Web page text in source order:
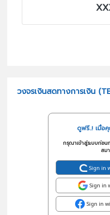
วงจรเงินสดทางการเงิน
ดูฟรี..! เมื่อ
กรุณาเข้าสู่ระบบก่อน
สม
Sign in
Sign in
Sign in